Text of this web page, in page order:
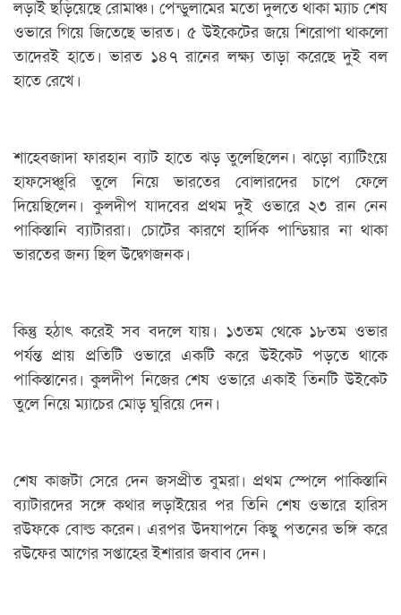
লড়াই ছড়িয়েছে রোমাঞ্চ। পেন্ডুলামের মতো দুলতে থাকা ম্যাচ শেষ
ওভারে গিয়ে জিতেছে ভারত। ৫ উইকেটের জয়ে শিরোপা থাকলো
তাদেরই হাতে। ভারত ১৪৭ রানের লক্ষ্য তাড়া করেছে দুই বল
হাতে রেখে।
শাহেবজাদা ফারহান ব্যাট হাতে ঝড় তুলেছিলেন। ঝড়ো ব্যাটিংয়ে
হাফসেঞ্চুরি তুলে নিয়ে ভারতের বোলারদের চাপে ফেলে
দিয়েছিলেন। কুলদীপ যাদবের প্রথম দুই ওভারে ২৩ রান নেন
পাকিস্তানি ব্যাটাররা। চোটের কারণে হার্দিক পান্ডিয়ার না থাকা
ভারতের জন্য ছিল উদ্বেগজনক।
কিন্তু হঠাৎ করেই সব বদলে যায়। ১৩তম থেকে ১৮তম ওভার
পর্যন্ত প্রায় প্রতিটি ওভারে একটি করে উইকেট পড়তে থাকে
পাকিস্তানের। কুলদীপ নিজের শেষ ওভারে একাই তিনটি উইকেট
তুলে নিয়ে ম্যাচের মোড় ঘুরিয়ে দেন।
শেষ কাজটা সেরে দেন জসপ্রীত বুমরা। প্রথম স্পেলে পাকিস্তানি
ব্যাটারদের সঙ্গে কথার লড়াইয়ের পর তিনি শেষ ওভারে হারিস
রউফকে বোল্ড করেন। এরপর উদযাপনে কিছু পতনের ভঙ্গি করে
রউফের আগের সপ্তাহের ইশারার জবাব দেন।